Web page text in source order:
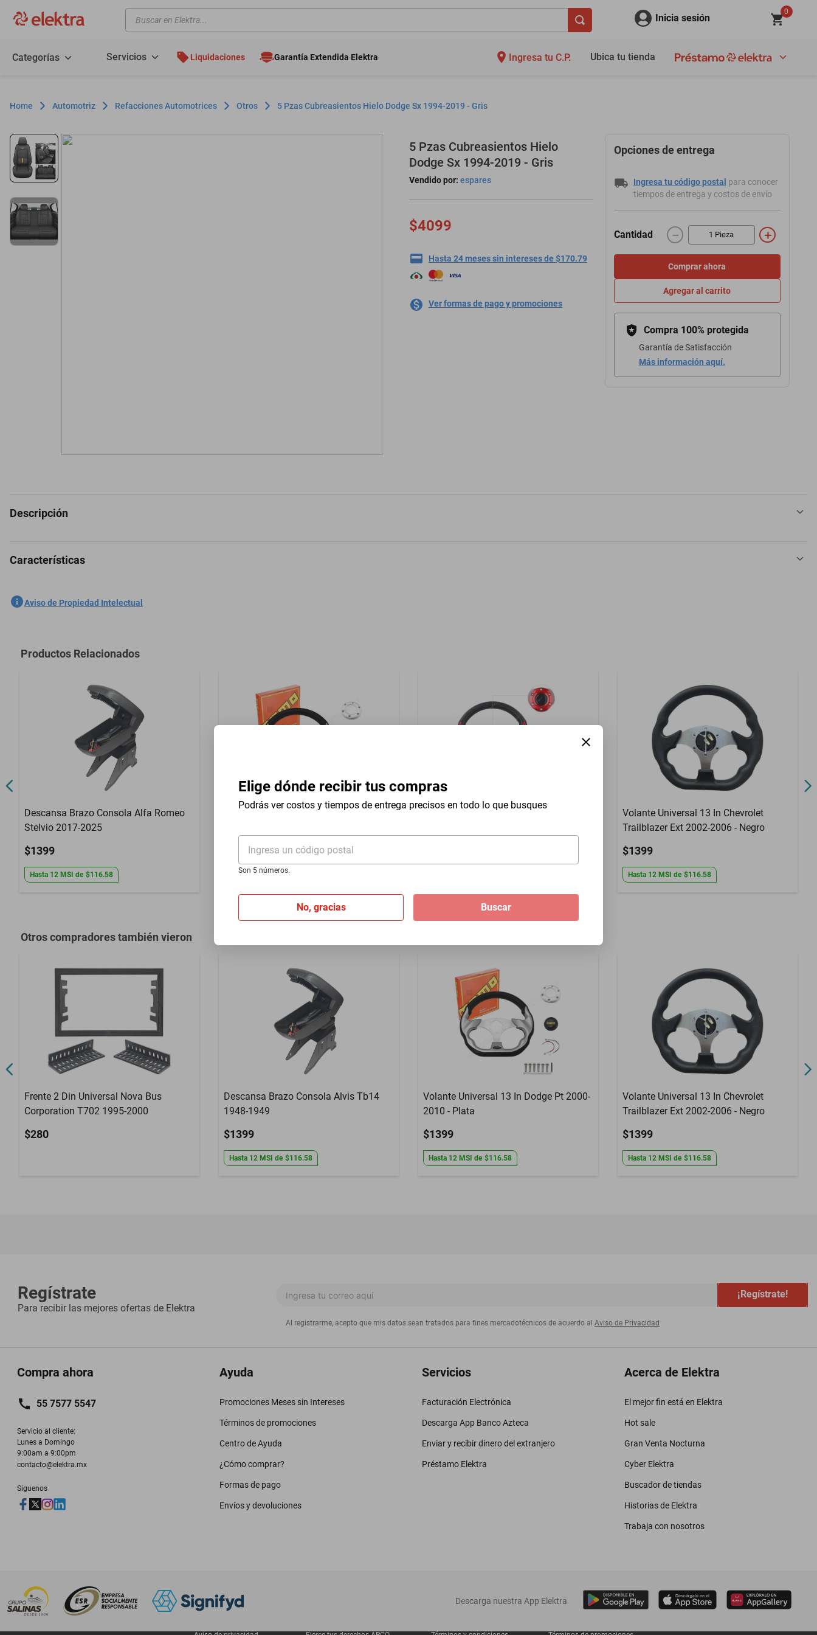
Buscar en Elektra... Inicia sesión
0
Categorías Servicios Liquidaciones Garantía Extendida Elektra Ingresa tu C.P.
Elige dónde recibir tus compras
Podrás ver costos y tiempos de entrega precisos en todo lo que busques
Ingresa un código postal
Son 5 números.
No, gracias Buscar
Ubica tu tienda
Automotriz Refacciones Automotrices Otros 5 Pzas Cubreasientos Hielo Dodge Sx 1994-2019 - Gris
5 Pzas Cubreasientos Hielo
Dodge Sx 1994-2019 - Gris
Vendido por: espares
$4099
Hasta 24 meses sin intereses de $170.79
Ver formas de pago y promociones
Opciones de entrega
Ingresa tu código postal para conocer
tiempos de entrega y costos de envío
Cantidad ＋
－
Comprar ahora
Agregar al carrito
Compra 100% protegida
Garantía de Satisfacción
Más información aquí.
Descripción
5 Pzas Cubreasientos Hielo Dodge Sx 1994-2019 - Gris
Características
SKU
Modelo
Aviso de Propiedad Intelectual
Productos Relacionados
Descansa Brazo Consola Alfa Romeo
Stelvio 2017-2025
$1399
Hasta 12 MSI de $116.58
Volante Universal 13 In Dodge R300
$1399
Hasta12 MSIde $116.58
Volante Universal 13 In Chevrolet Trax
Volante Universal 13 In Chevrolet
Trailblazer Ext 2002-2006 - Negro
$1399
Hasta 12 MSI de $116.58
Otros compradores también vieron
Frente 2 Din Universal Nova Bus
Corporation T702 1995-2000
$280
Descansa Brazo Consola Alvis Tb14
1948-1949
$1399
Hasta 12 MSI de $116.58
Volante Universal 13 In Dodge Pt 2000-
2010 - Plata
$1399
Hasta 12 MSI de $116.58
Volante Universal 13 In Chevrolet
Trailblazer Ext 2002-2006 - Negro
$1399
Hasta 12 MSI de $116.58
Regístrate
Para recibir las mejores ofertas de Elektra
¡Regístrate!
Al registrarme, acepto que mis datos sean tratados para fines mercadotécnicos de acuerdo al Aviso de Privacidad
Compra ahora
55 7577 5547
Servicio al cliente:
Lunes a Domingo
9:00am a 9:00pm
contacto@elektra.mx
Siguenos
Ayuda
Promociones Meses sin Intereses
Términos de promociones
Centro de Ayuda
¿Cómo comprar?
Formas de pago
Envíos y devoluciones
Servicios
Facturación Electrónica
Descarga App Banco Azteca
Enviar y recibir dinero del extranjero
Préstamo Elektra
Acerca de Elektra
El mejor fin está en Elektra
Hot sale
Gran Venta Nocturna
Cyber Elektra
Buscador de tiendas
Historias de Elektra
Trabaja con nosotros
‎ Descarga nuestra App Elektra
motos